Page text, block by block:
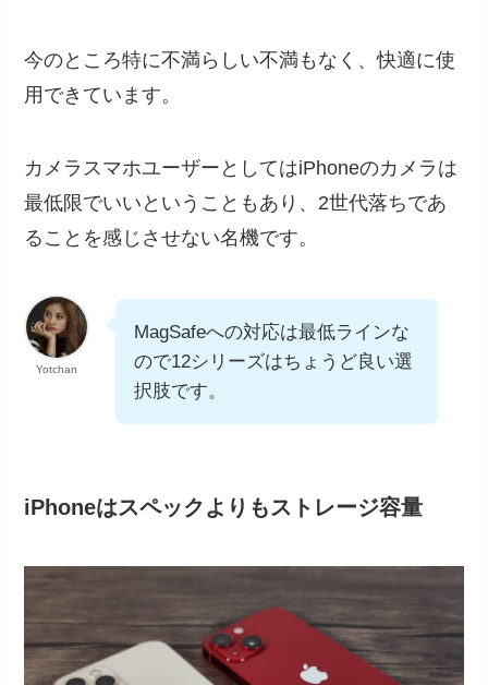
今のところ特に不満らしい不満もなく、快適に使
用できています。
カメラスマホユーザーとしてはiPhoneのカメラは
最低限でいいということもあり、2世代落ちであ
ることを感じさせない名機です。
Yotchan
MagSafeへの対応は最低ラインな
ので12シリーズはちょうど良い選
択肢です。
iPhoneはスペックよりもストレージ容量